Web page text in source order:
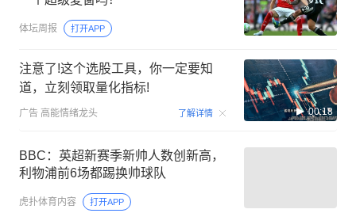
体坛周报 打开APP
注意了!这个选股工具，你一定要知
道，立刻领取量化指标!
广告 高能情绪龙头 了解详情 00:18
BBC：英超新赛季新帅人数创新高，
利物浦前6场都踢换帅球队
虎扑体育内容 打开APP